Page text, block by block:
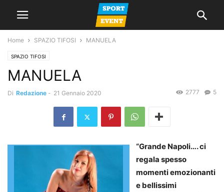
Home SPAZIO TIFOSI MANUELA
SPAZIO TIFOSI
MANUELA
Di Redazione - 21 Gennaio 2020 5
2777
“Grande Napoli…. ci
regala spesso
momenti emozionanti
e bellissimi